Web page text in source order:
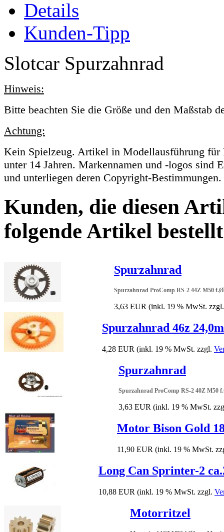
Details
Kunden-Tipp
Slotcar Spurzahnrad
Hinweis:
Bitte beachten Sie die Größe und den Maßstab
Achtung:
Kein Spielzeug. Artikel in Modellausführung für
unter 14 Jahren. Markennamen und -logos sind
und unterliegen deren Copyright-
Kunden, die diesen
folgende Artikel
Spurzahnrad
Spurzahnrad ProComp RS-2 44Z M50
3,63 EUR (inkl. 19 % MwSt.
Spurzahnrad 46z
4,28 EUR (inkl. 19 % MwSt. zzgl.
Spurzahnrad
Spurzahnrad ProComp RS-2 40Z M50
3,63 EUR (inkl. 19 % MwSt.
Motor Bison Gold
11,90 EUR (inkl. 19 % MwSt.
Long Can Sprinter-2
10,88 EUR (inkl. 19 % MwSt. zzgl.
Motorritzel